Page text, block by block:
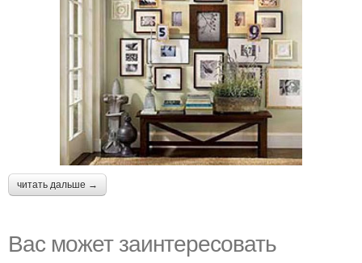
читать дальше →
Вас может заинтересовать